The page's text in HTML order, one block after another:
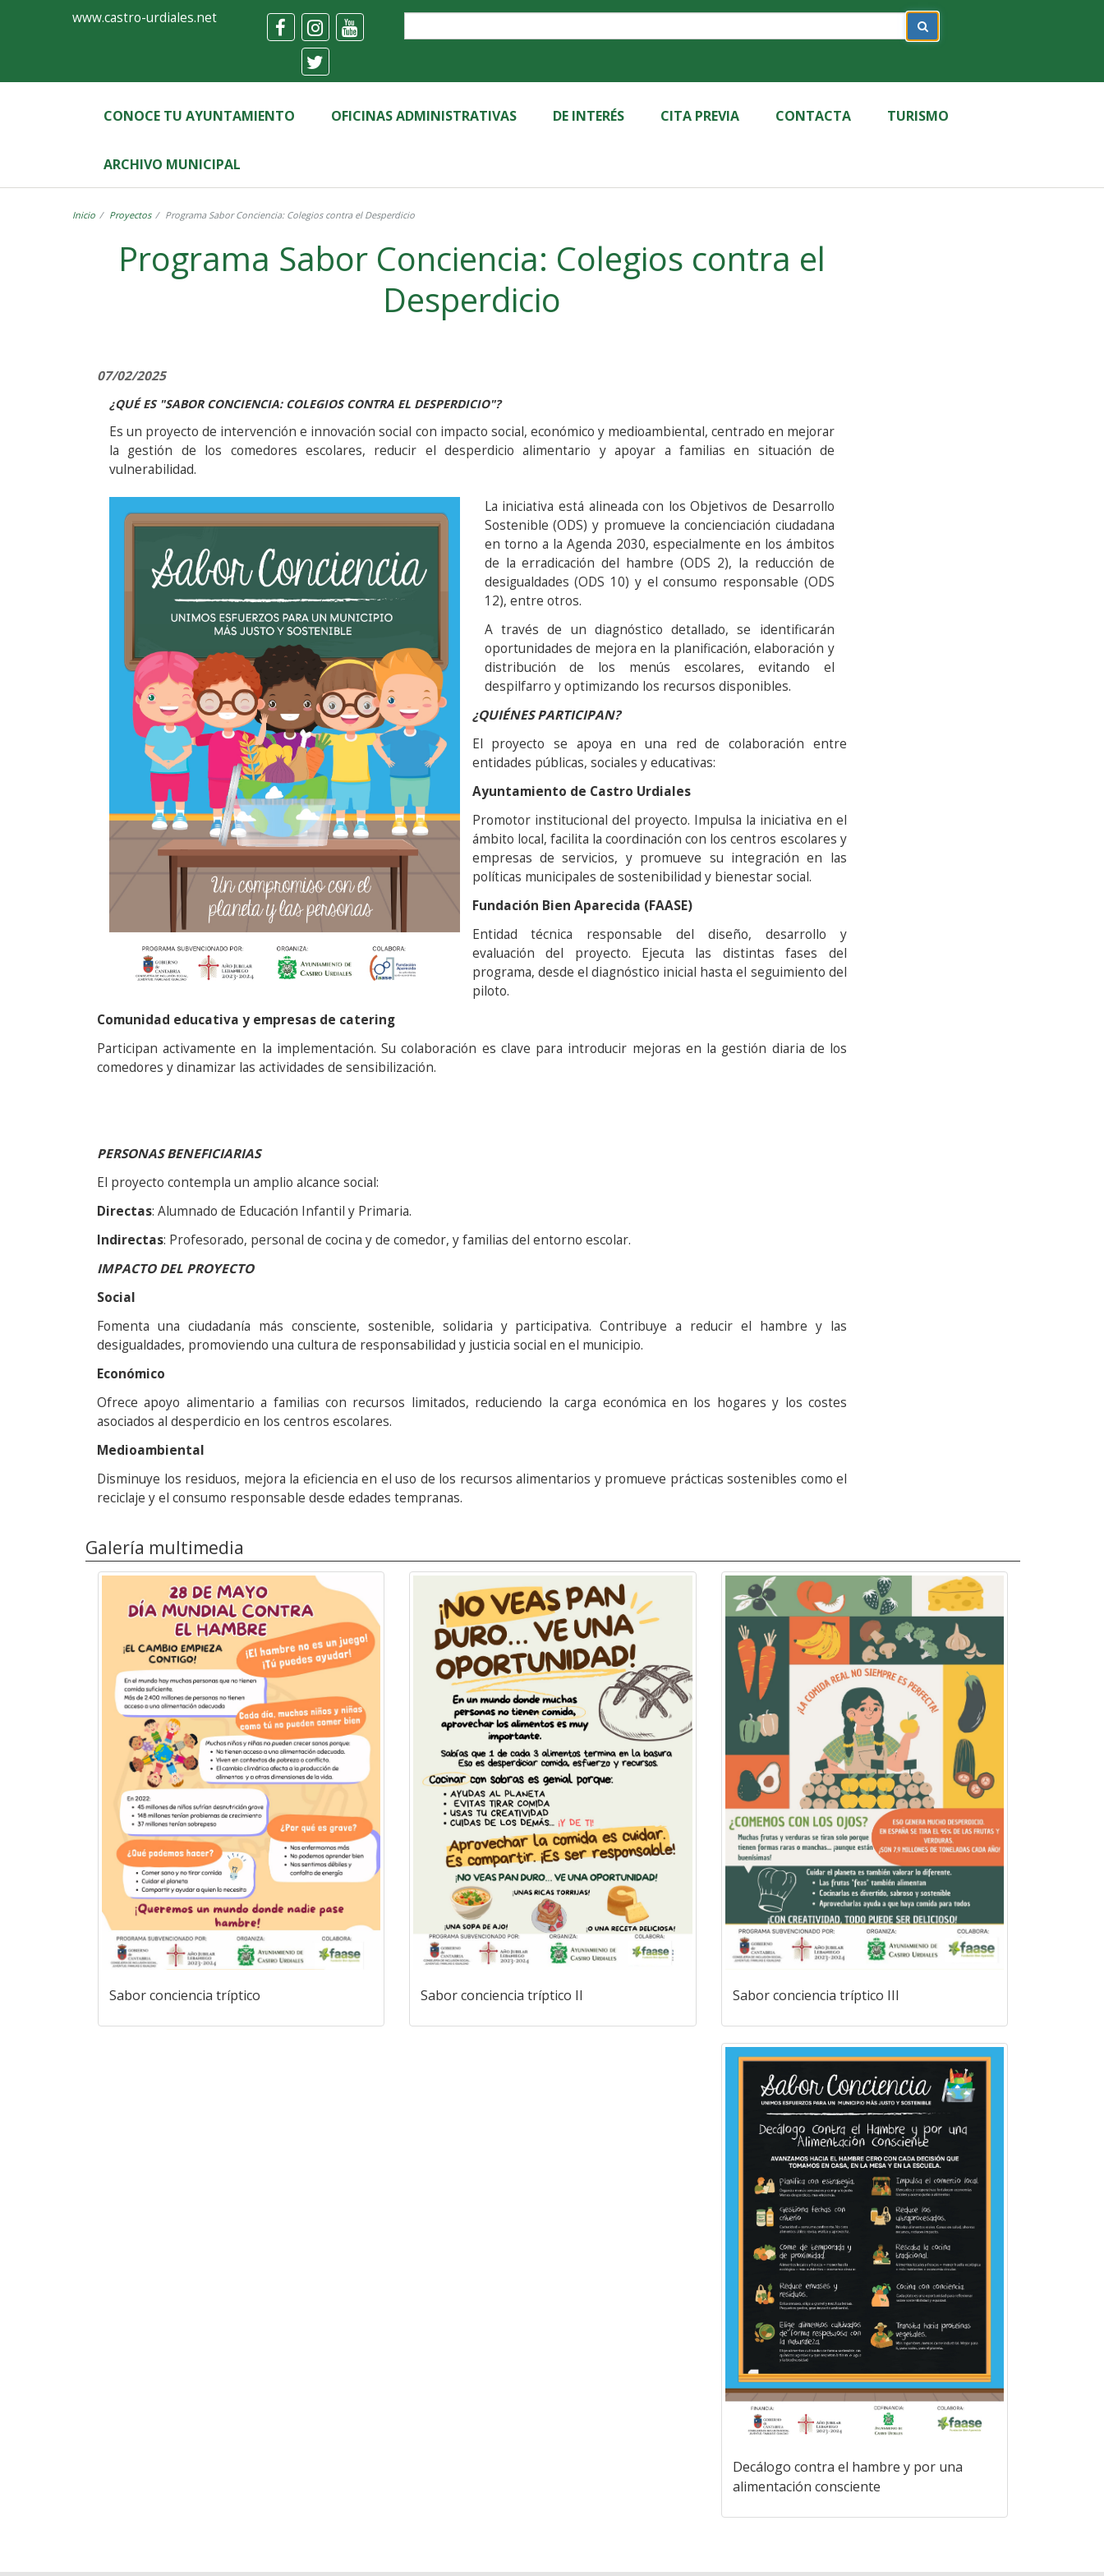
FormularioAyuntamiento
Castro-
Urdiales
www.castro-urdiales.net
CONOCE TU AYUNTAMIENTO OFICINAS ADMINISTRATIVAS DE INTERÉS CITA PREVIA CONTACTA TURISMO
ARCHIVO MUNICIPAL
Inicio Proyectos Programa Sabor Conciencia: Colegios contra el Desperdicio
Programa Sabor Conciencia: Colegios contra el
Desperdicio
07/02/2025
¿QUÉ ES "SABOR CONCIENCIA: COLEGIOS CONTRA EL DESPERDICIO"?
Es un proyecto de intervención e innovación social con impacto social, económico y medioambiental, centrado en mejorar
la gestión de los comedores escolares, reducir el desperdicio alimentario y apoyar a familias en situación de
vulnerabilidad.
La iniciativa está alineada con los Objetivos de Desarrollo
Sostenible (ODS) y promueve la concienciación ciudadana
en torno a la Agenda 2030, especialmente en los ámbitos
de la erradicación del hambre (ODS 2), la reducción de
desigualdades (ODS 10) y el consumo responsable (ODS
12), entre otros.
A través de un diagnóstico detallado, se identificarán
oportunidades de mejora en la planificación, elaboración y
distribución de los menús escolares, evitando el
despilfarro y optimizando los recursos disponibles.
¿QUIÉNES PARTICIPAN?
El proyecto se apoya en una red de colaboración entre
entidades públicas, sociales y educativas:
Ayuntamiento de Castro Urdiales
Promotor institucional del proyecto. Impulsa la iniciativa en el
ámbito local, facilita la coordinación con los centros escolares y
empresas de servicios, y promueve su integración en las
políticas municipales de sostenibilidad y bienestar social.
Fundación Bien Aparecida (FAASE)
Entidad técnica responsable del diseño, desarrollo y
evaluación del proyecto. Ejecuta las distintas fases del
programa, desde el diagnóstico inicial hasta el seguimiento del
piloto.
Comunidad educativa y empresas de catering
Participan activamente en la implementación. Su colaboración es clave para introducir mejoras en la gestión diaria de los
comedores y dinamizar las actividades de sensibilización.
PERSONAS BENEFICIARIAS
El proyecto contempla un amplio alcance social:
Directas: Alumnado de Educación Infantil y Primaria.
Indirectas: Profesorado, personal de cocina y de comedor, y familias del entorno escolar.
IMPACTO DEL PROYECTO
Social
Fomenta una ciudadanía más consciente, sostenible, solidaria y participativa. Contribuye a reducir el hambre y las
desigualdades, promoviendo una cultura de responsabilidad y justicia social en el municipio.
Económico
Ofrece apoyo alimentario a familias con recursos limitados, reduciendo la carga económica en los hogares y los costes
asociados al desperdicio en los centros escolares.
Medioambiental
Disminuye los residuos, mejora la eficiencia en el uso de los recursos alimentarios y promueve prácticas sostenibles como el
reciclaje y el consumo responsable desde edades tempranas.
Galería multimedia
Sabor conciencia tríptico Sabor conciencia tríptico II Sabor conciencia tríptico III
Decálogo contra el hambre y por una
alimentación consciente